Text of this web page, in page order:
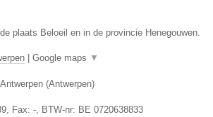
plaats Beloeil en in de provincie Henegouwen.
Google maps ▼
Antwerpen (Antwerpen)
, Fax: -, BTW-nr: BE 0720638833